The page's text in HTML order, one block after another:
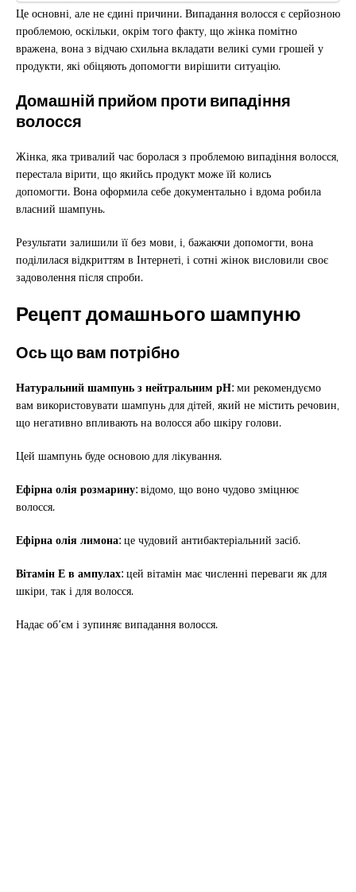
Це основні, але не єдині причини. Випадання волосся є серйозною
проблемою, оскільки, окрім того факту, що жінка помітно
вражена, вона з відчаю схильна вкладати великі суми грошей у
продукти, які обіцяють допомогти вирішити ситуацію.
Домашній прийом проти випадіння
волосся
Жінка, яка тривалий час боролася з проблемою випадіння волосся,
перестала вірити, що якийсь продукт може їй колись
допомогти. Вона оформила себе документально і вдома робила
власний шампунь.
Результати залишили її без мови, і, бажаючи допомогти, вона
поділилася відкриттям в Інтернеті, і сотні жінок висловили своє
задоволення після спроби.
Рецепт домашнього шампуню
Ось що вам потрібно
Натуральний шампунь з нейтральним рН:ми рекомендуємо
вам використовувати шампунь для дітей, який не містить речовин,
що негативно впливають на волосся або шкіру голови.
Цей шампунь буде основою для лікування.
Ефірна олія розмарину:відомо, що воно чудово зміцнює
волосся.
Ефірна олія лимона:це чудовий антибактеріальний засіб.
Вітамін Е в ампулах:цей вітамін має численні переваги як для
шкіри, так і для волосся.
Надає об’єм і зупиняє випадання волосся.